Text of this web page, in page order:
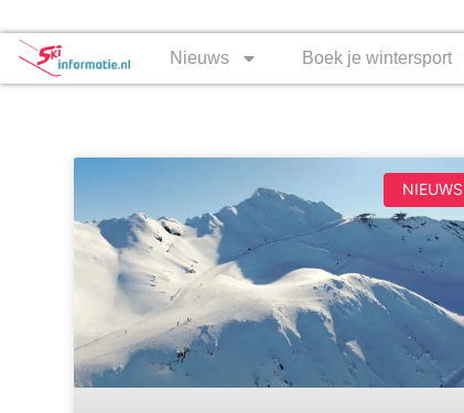
Nieuws Boek je wintersport
NIEUWS